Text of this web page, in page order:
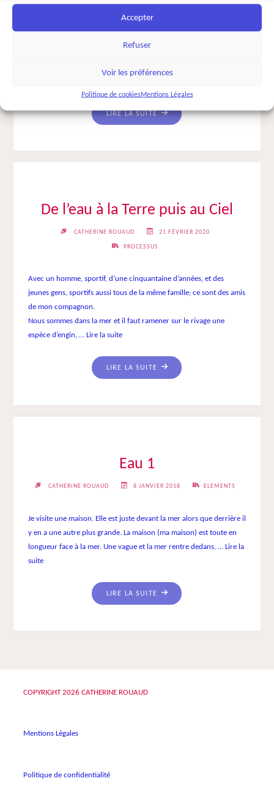
Accepter
Refuser
Voir les préférences
Politique de cookiesMentions Légales
LIRE LA SUITE"MASCULIN-
FÉMININ
De l’eau à la Terre puis au Ciel
CATHERINE ROUAUD 21 FÉVRIER 2020
PROCESSUS
Avec un homme, sportif, d’une cinquantaine d’années, et des
jeunes gens, sportifs aussi tous de la même famille; ce sont des amis
de mon compagnon.
Nous sommes dans la mer et il faut ramener sur le rivage une
espèce d’engin, … Lire la suite
LIRE LA SUITE"DE
L’EAU
Eau 1
CATHERINE ROUAUD 8 JANVIER 2018 ELEMENTS
Je visite une maison. Elle est juste devant la mer alors que derrière il
y en a une autre plus grande. La maison (ma maison) est toute en
longueur face à la mer. Une vague et la mer rentre dedans, … Lire la
suite
LIRE LA SUITE"EAU
1"
COPYRIGHT 2026 CATHERINE ROUAUD
Mentions Légales
Politique de confidentialité